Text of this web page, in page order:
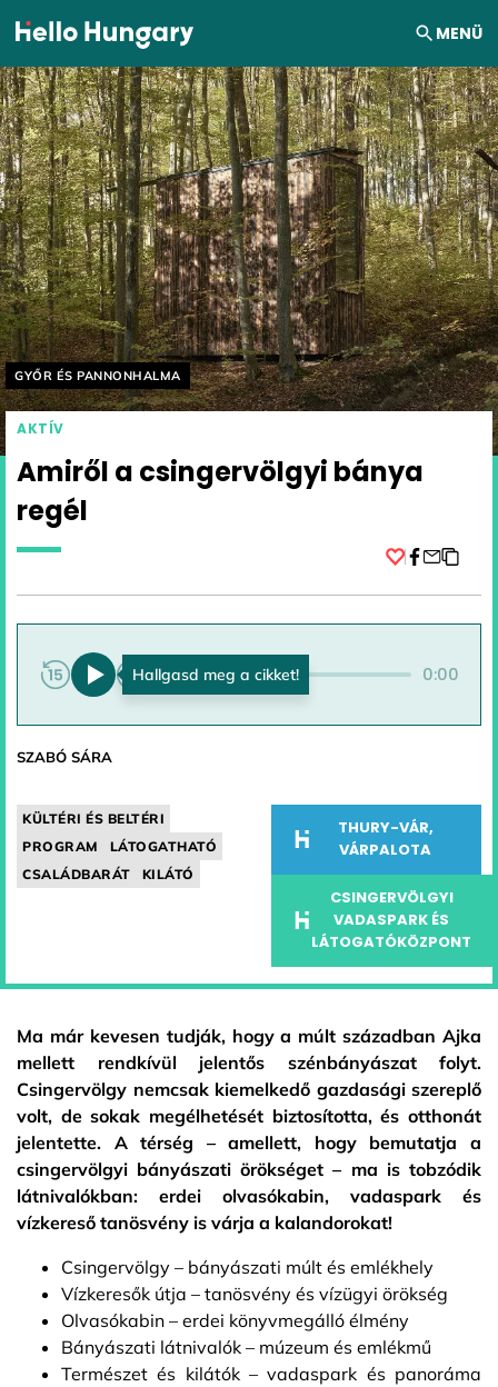
Ugrás a tartalomhoz MENÜ
Helyszín címkék:
GYŐR ÉS PANNONHALMA
AKTÍV
Amiről a csingervölgyi bánya
regél
0:00 0:00
SZABÓ SÁRA
KÜLTÉRI ÉS BELTÉRI
PROGRAM
LÁTOGATHATÓ
CSALÁDBARÁT
KILÁTÓ
THURY-VÁR,
VÁRPALOTA
CSINGERVÖLGYI
VADASPARK ÉS
LÁTOGATÓKÖZPONT
Ma már kevesen tudják, hogy a múlt században Ajka
mellett rendkívül jelentős szénbányászat folyt.
Csingervölgy nemcsak kiemelkedő gazdasági szereplő
volt, de sokak megélhetését biztosította, és otthonát
jelentette. A térség – amellett, hogy bemutatja a
csingervölgyi bányászati örökséget – ma is tobzódik
látnivalókban: erdei olvasókabin, vadaspark és
vízkereső tanösvény is várja a kalandorokat!
Csingervölgy – bányászati múlt és emlékhely
Vízkeresők útja – tanösvény és vízügyi örökség
Olvasókabin – erdei könyvmegálló élmény
Bányászati látnivalók – múzeum és emlékmű
Természet és kilátók – vadaspark és panoráma